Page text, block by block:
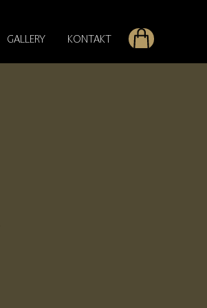
GALLERY KONTAKT